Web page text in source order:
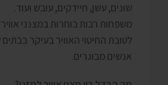
שונים, עשן, חיידקים, עובש ועוד.
משפחות רבות בוחרות במצנני אוויר
לטובת החיטוי האוויר בעיקר
אנשים מבוגרים.